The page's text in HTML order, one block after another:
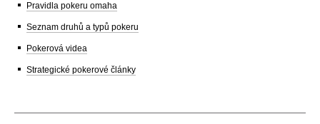
Pravidla pokeru omaha
Seznam druhů a typů pokeru
Pokerová videa
Strategické pokerové články